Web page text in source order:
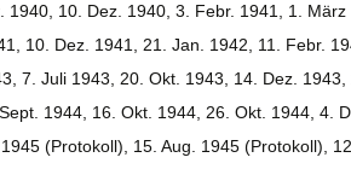
1940, 10. Dez. 1940, 3. Febr. 1941, 1.
10. Dez. 1941, 21. Jan. 1942, 11. Febr.
7. Juli 1943, 20. Okt. 1943, 14. Dez.
1944, 16. Okt. 1944, 26. Okt. 1944, 4.
(Protokoll), 15. Aug. 1945 (Protokoll),